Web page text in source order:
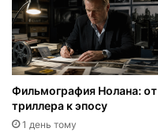
Фильмография Нолана: от
триллера к эпосу
1 день тому